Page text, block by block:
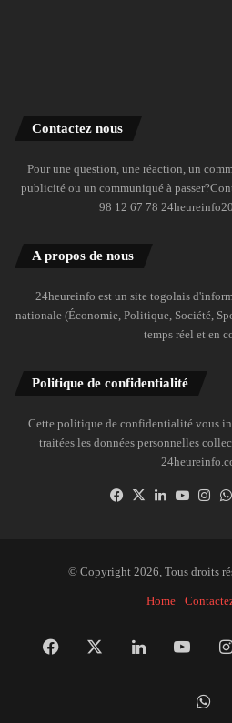
Contactez nous
Pour une question, une réaction, un
publicité ou un communiqué à
98 12 67 78
A propos de nous
24heureinfo est un site togolais
nationale (Économie, Politique, Société,
temps réel et en
Politique de confidentialité
Cette politique de confidentialité vous
traitées les données personnelles
Facebook
X Linkedin
© Copyright 2026, Tous droits
Home
Facebook Linkedin